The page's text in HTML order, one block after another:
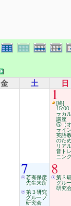
金 土 日
1[終]
15:00
ラカ
講座
⑤（
ライ
英語
のた
リア
音ト
ニン
7若有保彦
先生来所
第３研究
グループ
研究会
8第３
グル
研究